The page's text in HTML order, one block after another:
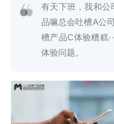
有天下班，我和公
品嘛总会吐槽A公
槽产品C体验糟糕
体验问题。